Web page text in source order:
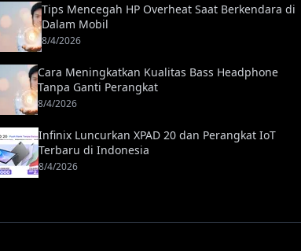
Tips Mencegah HP Overheat Saat Berkendara di
Dalam Mobil
8/4/2026
Cara Meningkatkan Kualitas Bass Headphone
Tanpa Ganti Perangkat
8/4/2026
Infinix Luncurkan XPAD 20 dan Perangkat IoT
Terbaru di Indonesia
8/4/2026